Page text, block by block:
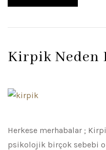
Kirpik Neden
Herkese merhabalar ;
psikolojik birçok sebebi